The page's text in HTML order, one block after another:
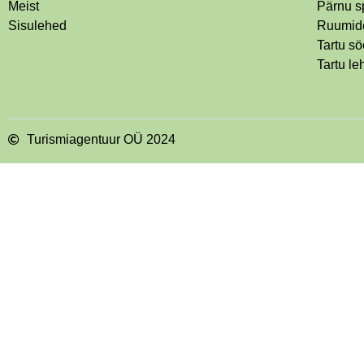
Meist
Sisulehed
Pärnu
Tartu
Tartu
Turismiagentuur OÜ 2024